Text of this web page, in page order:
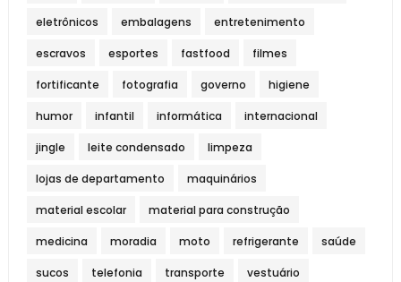
eletrônicos embalagens entretenimento
escravos esportes fastfood filmes
fortificante fotografia governo higiene
humor infantil informática internacional
jingle leite condensado limpeza
lojas de departamento maquinários
material escolar material para construção
medicina moradia moto refrigerante saúde
sucos telefonia transporte vestuário